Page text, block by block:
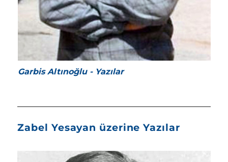
Garbis Altınoğlu - Yazılar
Zabel Yesayan üzerine Yazılar